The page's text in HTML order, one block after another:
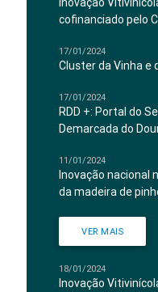
cofinanciado pelo
17/01/2024
Cluster da Vinha e
17/01/2024
RDD +: Portal do
Demarcada do
11/01/2024
Inovação nacional
da madeira de
VER MAIS
18/01/2024
Inovação